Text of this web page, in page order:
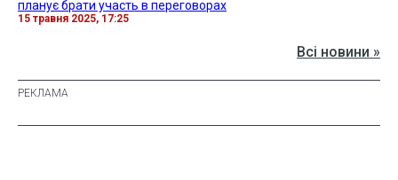
планує брати участь в переговорах
15 травня 2025, 17:25
Всі новини »